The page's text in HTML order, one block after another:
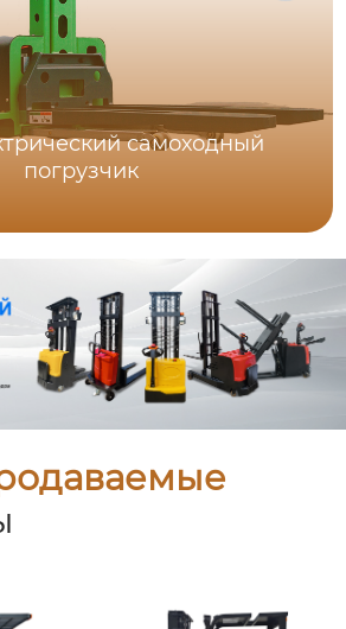
самоходный
погрузчик